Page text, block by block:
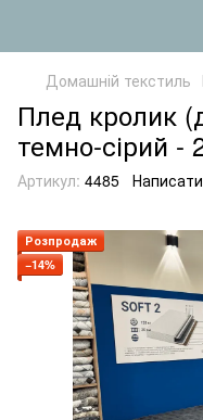
Домашній текстиль
Плед кролик
темно-сірий -
Артикул: 4485 Написати
Розпродаж
−14%